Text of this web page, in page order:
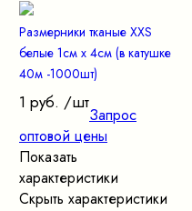
Размерники тканые XXS
белые 1см х 4см (в катушке
40м -1000шт)
1 руб. /шт
Запрос
оптовой цены
Показать
характеристики
Скрыть характеристики